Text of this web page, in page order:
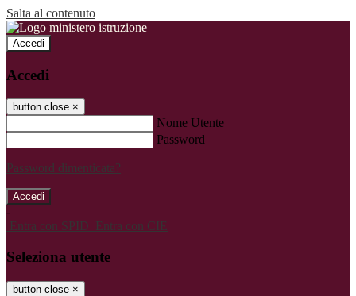
Salta al contenuto
Accedi
Accedi
button close ×
Nome Utente
Password
Password dimenticata?
-
Entra con SPID Entra con CIE
Seleziona utente
button close ×